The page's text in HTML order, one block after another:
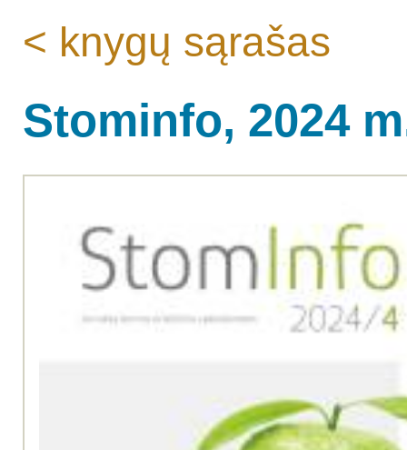
< knygų sąrašas
Stominfo, 2024